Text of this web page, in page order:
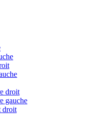
droit
gauche
droit